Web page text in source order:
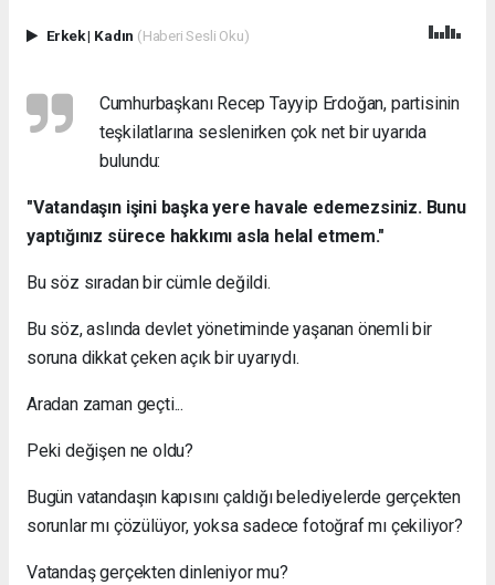
Erkek| Kadın (Haberi Sesli Oku)
Cumhurbaşkanı Recep Tayyip Erdoğan, partisinin
teşkilatlarına seslenirken çok net bir uyarıda
bulundu:
"Vatandaşın işini başka yere havale edemezsiniz. Bunu
yaptığınız sürece hakkımı asla helal etmem."
Bu söz sıradan bir cümle değildi.
Bu söz, aslında devlet yönetiminde yaşanan önemli bir
soruna dikkat çeken açık bir uyarıydı.
Aradan zaman geçti...
Peki değişen ne oldu?
Bugün vatandaşın kapısını çaldığı belediyelerde gerçekten
sorunlar mı çözülüyor, yoksa sadece fotoğraf mı çekiliyor?
Vatandaş gerçekten dinleniyor mu?